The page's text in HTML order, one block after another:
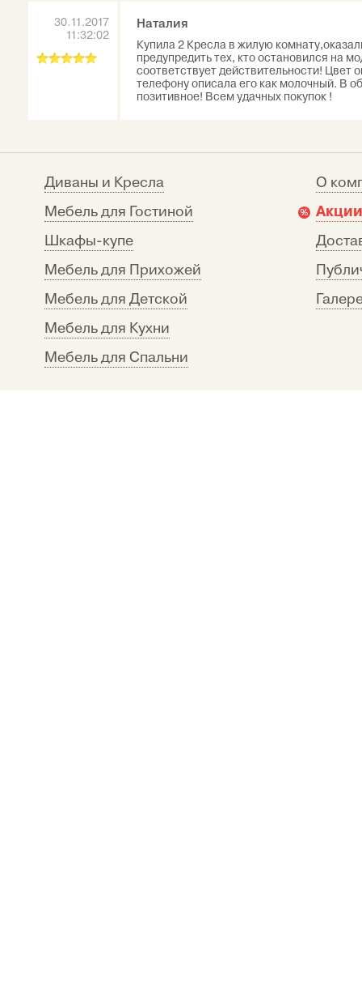
30.11.2017
11:32:02
Наталия
Купила 2 Кресла в жилую
предупредить тех, кто остановился на
соответствует действительности!
телефону описала его как молочный. В
позитивное! Всем удачных покупок !
Диваны и Кресла
Мебель для Гостиной
Шкафы-купе
Мебель для Прихожей
Мебель для Детской
Мебель для Кухни
Мебель для Спальни
О